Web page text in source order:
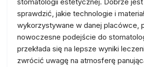
sprawdzić, jakie technologie i
wykorzystywane w danej placówce,
nowoczesne podejście do
przekłada się na lepsze wyniki
zwrócić uwagę na atmosferę